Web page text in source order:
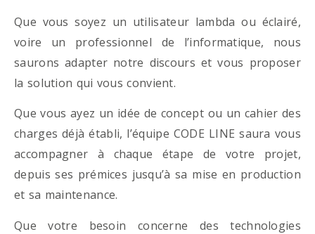
Que vous soyez un utilisateur lambda ou éclairé,
voire un professionnel de l’informatique, nous
saurons adapter notre discours et vous proposer
la solution qui vous convient.
Que vous ayez un idée de concept ou un cahier des
charges déjà établi, l’équipe CODE LINE saura vous
accompagner à chaque étape de votre projet,
depuis ses prémices jusqu’à sa mise en production
et sa maintenance.
Que votre besoin concerne des technologies